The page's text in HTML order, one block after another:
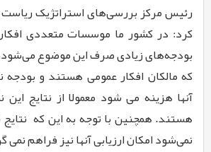
رئیس مرکز بررسی‌های استراتژیک
کرد: در کشور ما موسسات متعددی
بودجه‌های زیادی صرف این موضوع می‌شود،
که مالکان افکار عمومی هستند و
آنها هزینه می شود معمولا از نتایج
هستند. همچنین با توجه به این که
نمی‌شود امکان ارزیابی آنها نیز فراهم نمی